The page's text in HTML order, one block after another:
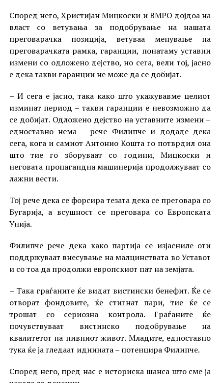
Според него, Христијан Мицкоски и ВМРО дојдоа на
власт со ветувања за подобрување на нашата
преговарачка позиција, ветуваа менување на
преговарачката рамка, гаранции, понатаму уставни
измени со одложено дејство, но сега, вели тој, јасно
е дека такви гаранции не може да се добијат.
– И сега е јасно, така како што укажувавме целиот
изминат период – такви гаранции е невозможно да
се добијат. Одложено дејство на уставните измени –
едноставно нема – рече Филипче и додаде дека
сега, кога и самиот Антонио Кошта го потврдил она
што тие го зборуваат со години, Мицкоски и
неговата пропагандна машинерија продолжуваат со
лажни вести.
Тој рече дека се форсира тезата дека се преговара со
Бугарија, а всушност се преговара со Европската
Унија.
Филипче рече дека како партија се изјасниле оти
поддржуваат внесување на малцинствата во Уставот
и со тоа да продолжи европскиот пат на земјата.
– Така граѓаните ќе видат вистински бенефит. Ќе се
отворат фондовите, ќе стигнат пари, тие ќе се
трошат со сериозна контрола. Граѓаните ќе
почувствуваат вистинско подобрување на
квалитетот на нивниот живот. Младите, едноставно
тука ќе ја гледаат иднината – потенцира Филипче.
Според него, пред нас е историска шанса што сме ја